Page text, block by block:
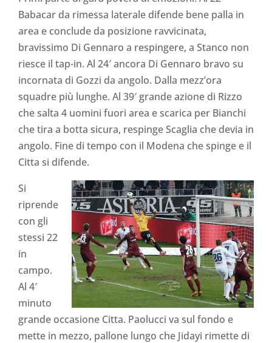
Babacar da rimessa laterale difende bene palla in
area e conclude da posizione ravvicinata,
bravissimo Di Gennaro a respingere, a Stanco non
riesce il tap-in. Al 24′ ancora Di Gennaro bravo su
incornata di Gozzi da angolo. Dalla mezz’ora
squadre più lunghe. Al 39′ grande azione di Rizzo
che salta 4 uomini fuori area e scarica per Bianchi
che tira a botta sicura, respinge Scaglia che devia in
angolo. Fine di tempo con il Modena che spinge e il
Citta si difende.
Si
riprende
con gli
stessi 22
in
campo.
Al 4′
minuto
grande occasione Citta. Paolucci va sul fondo e
mette in mezzo, pallone lungo che Jidayi rimette di